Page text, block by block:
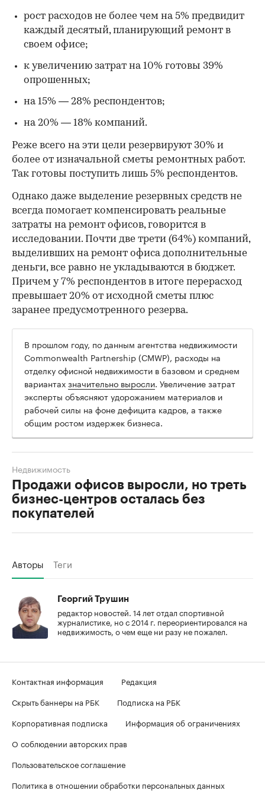
рост расходов не более чем на 5% предвидит
каждый десятый, планирующий ремонт в
своем офисе;
к увеличению затрат на 10% готовы 39%
опрошенных;
на 15% — 28% респондентов;
на 20% — 18% компаний.
Реже всего на эти цели резервируют 30% и
более от изначальной сметы ремонтных работ.
Так готовы поступить лишь 5% респондентов.
Однако даже выделение резервных средств не
всегда помогает компенсировать реальные
затраты на ремонт офисов, говорится в
исследовании. Почти две трети (64%) компаний,
выделивших на ремонт офиса дополнительные
деньги, все равно не укладываются в бюджет.
Причем у 7% респондентов в итоге перерасход
превышает 20% от исходной сметы плюс
заранее предусмотренного резерва.
В прошлом году, по данным агентства недвижимости
Commonwealth Partnership (CMWP), расходы на
отделку офисной недвижимости в базовом и среднем
вариантахзначительно выросли. Увеличение затрат
эксперты объясняют удорожанием материалов и
рабочей силы на фоне дефицита кадров, а также
общим ростом издержек бизнеса.
Продажи офисов выросли, но треть
бизнес-центров осталась без
покупателей
Недвижимость
Авторы Теги
Георгий Трушин
редактор новостей. 14 лет отдал спортивной
журналистике, но с 2014 г. переориентировался на
недвижимость, о чем еще ни разу не пожалел.
Контактная информация
Редакция
Скрыть баннеры на РБК
Подписка на РБК
Корпоративная подписка
Информация об ограничениях
О соблюдении авторских прав
Пользовательское соглашение
Политика в отношении обработки персональных данных